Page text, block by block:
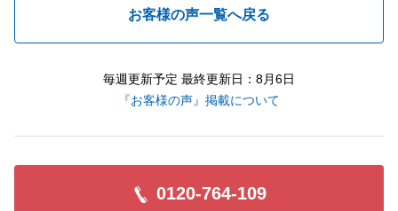
お客様の声一覧へ戻る
毎週更新予定 最終更新日：8月6日
『お客様の声』掲載について
0120-764-109